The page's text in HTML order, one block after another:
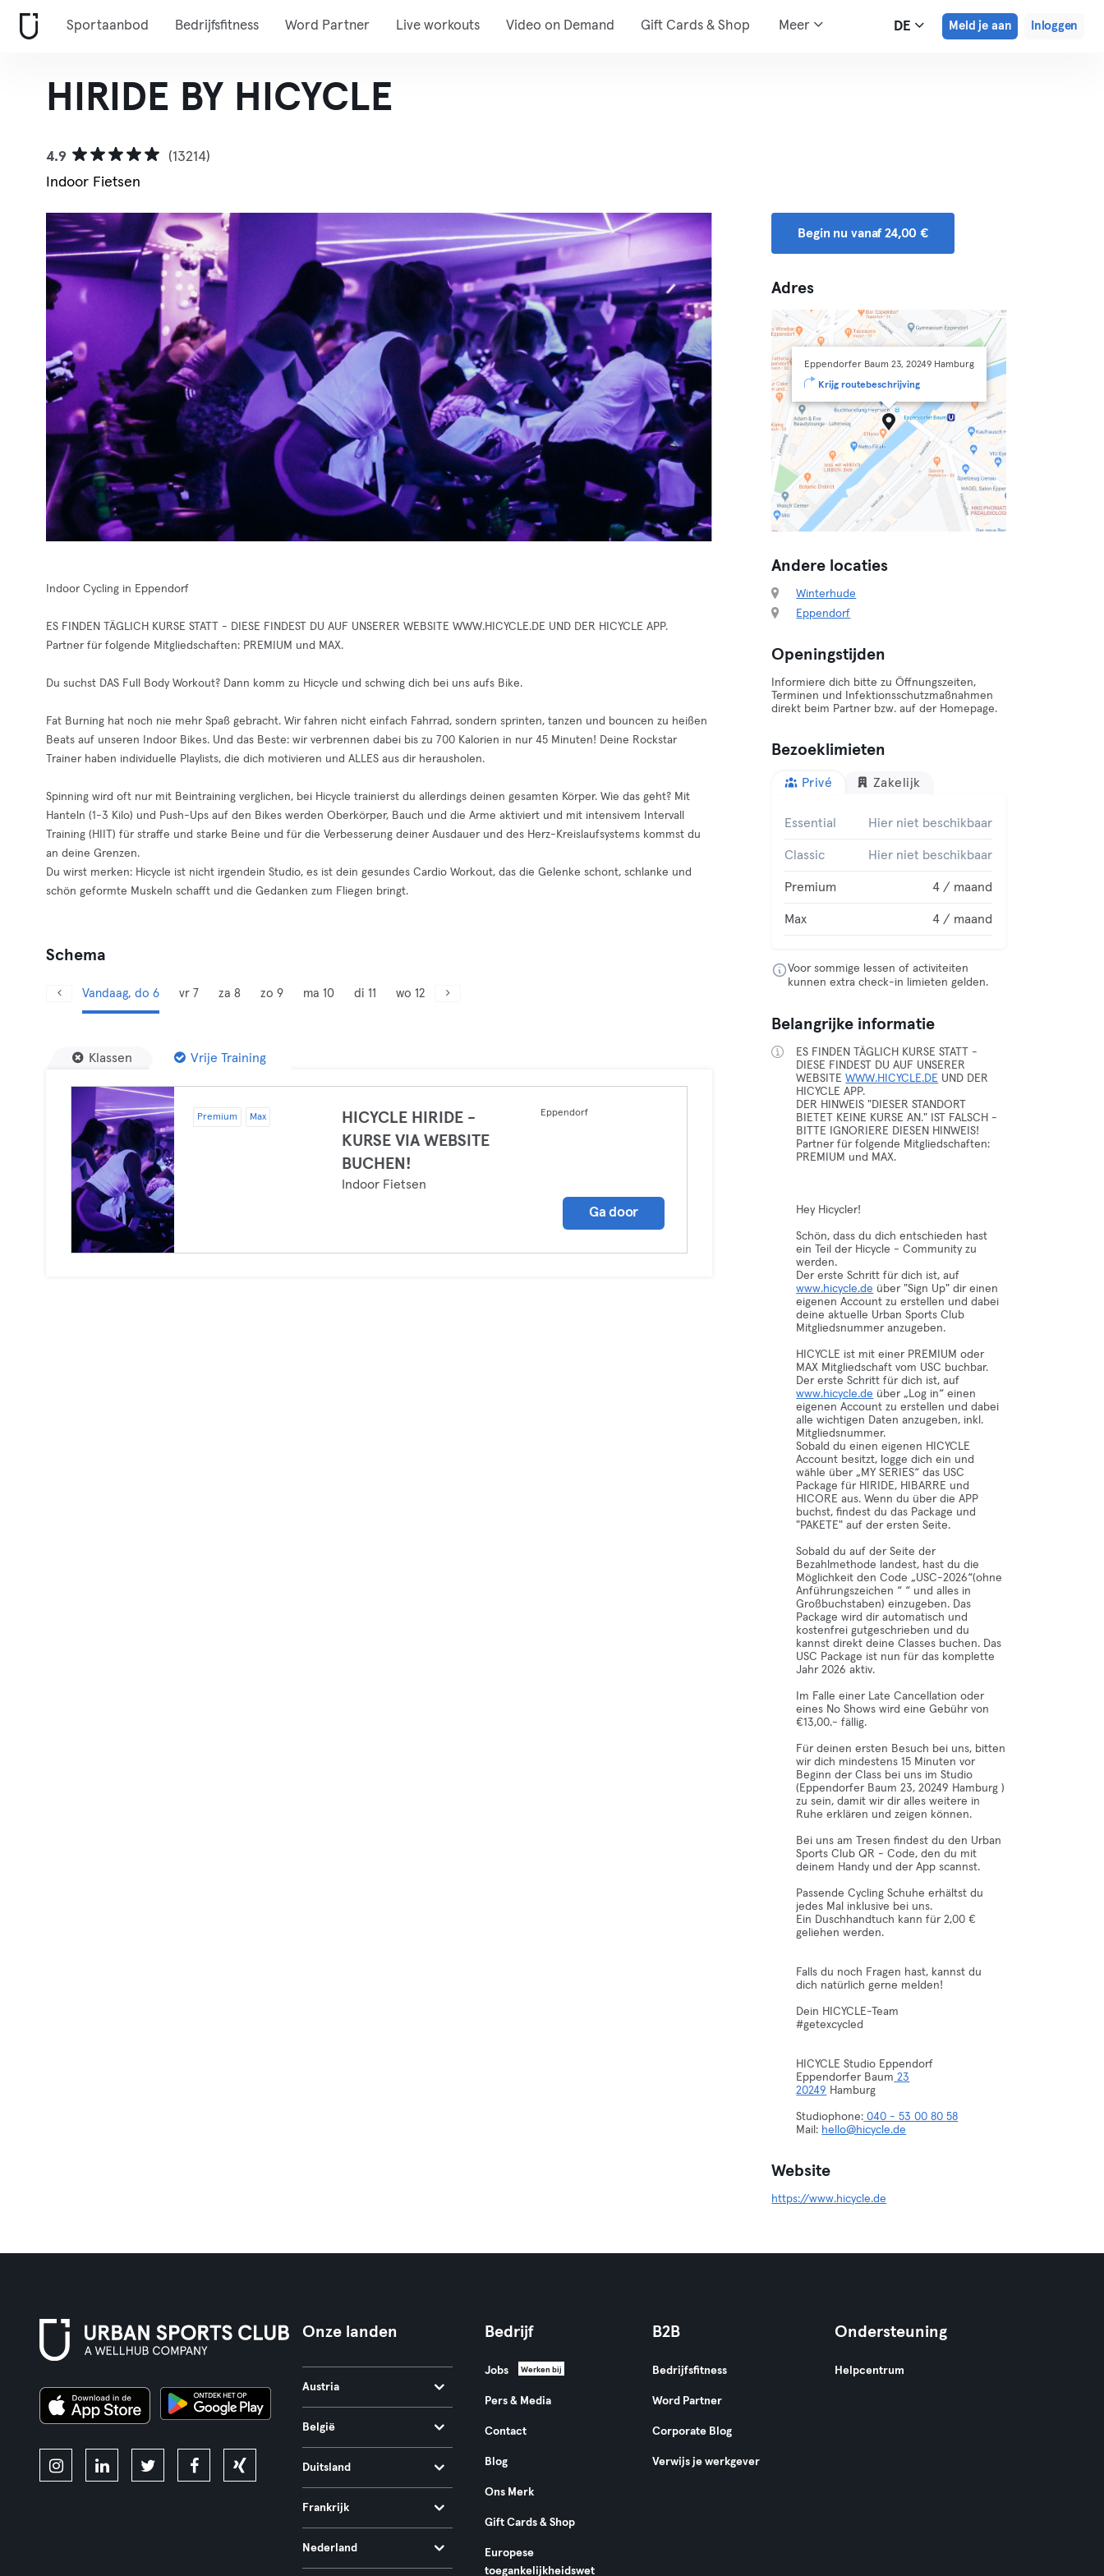
Sportaanbod Bedrijfsfitness Word Partner Live workouts Video on Demand Gift Cards & Shop Meer DE Meld je aan Inloggen
HIRIDE BY HICYCLE
4.9
(13214)
Indoor Fietsen
Indoor Cycling in Eppendorf
ES FINDEN TÄGLICH KURSE STATT - DIESE FINDEST DU AUF UNSERER WEBSITE WWW.HICYCLE.DE UND DER HICYCLE APP.
Partner für folgende Mitgliedschaften: PREMIUM und MAX.
Du suchst DAS Full Body Workout? Dann komm zu Hicycle und schwing dich bei uns aufs Bike.
Fat Burning hat noch nie mehr Spaß gebracht. Wir fahren nicht einfach Fahrrad, sondern sprinten, tanzen und bouncen zu heißen
Beats auf unseren Indoor Bikes. Und das Beste: wir verbrennen dabei bis zu 700 Kalorien in nur 45 Minuten! Deine Rockstar
Trainer haben individuelle Playlists, die dich motivieren und ALLES aus dir herausholen.
Spinning wird oft nur mit Beintraining verglichen, bei Hicycle trainierst du allerdings deinen gesamten Körper. Wie das geht? Mit
Hanteln (1-3 Kilo) und Push-Ups auf den Bikes werden Oberkörper, Bauch und die Arme aktiviert und mit intensivem Intervall
Training (HIIT) für straffe und starke Beine und für die Verbesserung deiner Ausdauer und des Herz-Kreislaufsystems kommst du
an deine Grenzen.
Du wirst merken: Hicycle ist nicht irgendein Studio, es ist dein gesundes Cardio Workout, das die Gelenke schont, schlanke und
schön geformte Muskeln schafft und die Gedanken zum Fliegen bringt.
Schema
Vandaag, do 6 vr 7 za 8 zo 9 ma 10 di 11 wo 12
Klassen Vrije Training
Premium Max
HICYCLE HIRIDE -
KURSE VIA WEBSITE
BUCHEN!
Indoor Fietsen
Eppendorf
Ga door
Begin nu vanaf 24,00 €
Adres
Eppendorfer Baum 23, 20249 Hamburg
Krijg routebeschrijving
Andere locaties
Winterhude
Eppendorf
Openingstijden
Informiere dich bitte zu Öffnungszeiten,
Terminen und Infektionsschutzmaßnahmen
direkt beim Partner bzw. auf der Homepage.
Bezoeklimieten
Privé Zakelijk
Essential Hier niet beschikbaar
Classic Hier niet beschikbaar
Premium 4 / maand
Max 4 / maand
Voor sommige lessen of activiteiten
kunnen extra check-in limieten gelden.
Belangrijke informatie
ES FINDEN TÄGLICH KURSE STATT -
DIESE FINDEST DU AUF UNSERER
WEBSITEWWW.HICYCLE.DE UND DER
HICYCLE APP.
DER HINWEIS "DIESER STANDORT
BIETET KEINE KURSE AN." IST FALSCH -
BITTE IGNORIERE DIESEN HINWEIS!
Partner für folgende Mitgliedschaften:
PREMIUM und MAX.
Hey Hicycler!
Schön, dass du dich entschieden hast
ein Teil der Hicycle - Community zu
werden.
Der erste Schritt für dich ist, auf
www.hicycle.de über "Sign Up" dir einen
eigenen Account zu erstellen und dabei
deine aktuelle Urban Sports Club
Mitgliedsnummer anzugeben.
HICYCLE ist mit einer PREMIUM oder
MAX Mitgliedschaft vom USC buchbar.
Der erste Schritt für dich ist, auf
www.hicycle.de über „Log in“ einen
eigenen Account zu erstellen und dabei
alle wichtigen Daten anzugeben, inkl.
Mitgliedsnummer.
Sobald du einen eigenen HICYCLE
Account besitzt, logge dich ein und
wähle über „MY SERIES“ das USC
Package für HIRIDE, HIBARRE und
HICORE aus. Wenn du über die APP
buchst, findest du das Package und
"PAKETE" auf der ersten Seite.
Sobald du auf der Seite der
Bezahlmethode landest, hast du die
Möglichkeit den Code „USC-2026“(ohne
Anführungszeichen “ “ und alles in
Großbuchstaben) einzugeben. Das
Package wird dir automatisch und
kostenfrei gutgeschrieben und du
kannst direkt deine Classes buchen. Das
USC Package ist nun für das komplette
Jahr 2026 aktiv.
Im Falle einer Late Cancellation oder
eines No Shows wird eine Gebühr von
€13,00.- fällig.
Für deinen ersten Besuch bei uns, bitten
wir dich mindestens 15 Minuten vor
Beginn der Class bei uns im Studio
(Eppendorfer Baum 23, 20249 Hamburg )
zu sein, damit wir dir alles weitere in
Ruhe erklären und zeigen können.
Bei uns am Tresen findest du den Urban
Sports Club QR - Code, den du mit
deinem Handy und der App scannst.
Passende Cycling Schuhe erhältst du
jedes Mal inklusive bei uns.
Ein Duschhandtuch kann für 2,00 €
geliehen werden.
Falls du noch Fragen hast, kannst du
dich natürlich gerne melden!
Dein HICYCLE-Team
#getexcycled
HICYCLE Studio Eppendorf
Eppendorfer Baum 23
20249 Hamburg
Studiophone: 040 - 53 00 80 58
Mail: hello@hicycle.de
Website
https://www.hicycle.de
Onze landen
Austria
België
Duitsland
Frankrijk
Nederland
Bedrijf
Jobs Werken bij
Pers & Media
Contact
Blog
Ons Merk
Gift Cards & Shop
Europese
toegankelijkheidswet
B2B
Bedrijfsfitness
Word Partner
Corporate Blog
Verwijs je werkgever
Ondersteuning
Helpcentrum